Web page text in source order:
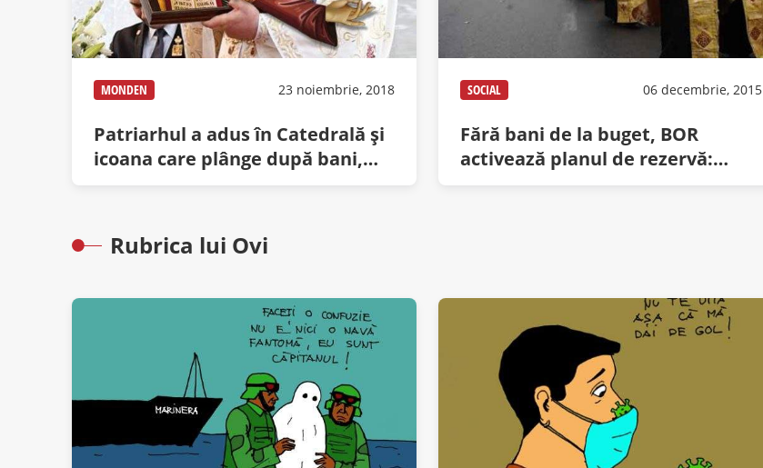
MONDEN 23 noiembrie, 2018
Patriarhul a adus în Catedrală și
icoana care plânge după bani,
preferata lui
SOCIAL 06 decembrie, 2015
Fără bani de la buget, BOR
activează planul de rezervă:
”Luăm mai mult de la cei săraci
Rubrica lui Ovi